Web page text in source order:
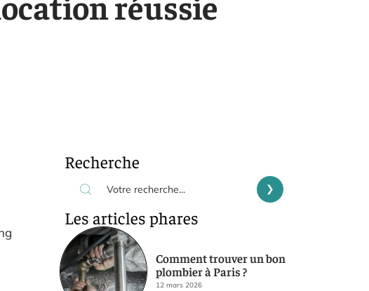
Recherche
Les articles phares
Comment trouver un bon
plombier à Paris ?
12 mars 2026